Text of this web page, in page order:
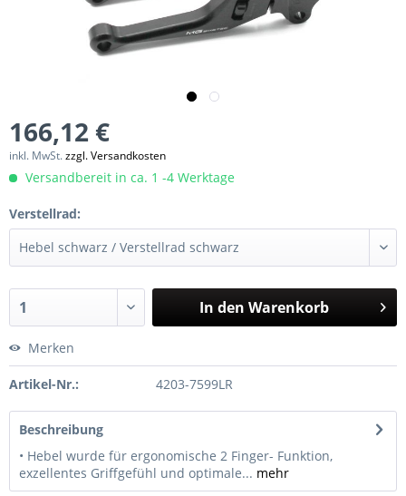
166,12 €
inkl. MwSt.zzgl. Versandkosten
Versandbereit in ca. 1 -4 Werktage
Verstellrad:
In den Warenkorb
Merken
Artikel-Nr.: 4203-7599LR
Beschreibung
• Hebel wurde für ergonomische 2 Finger- Funktion,
exzellentes Griffgefühl und optimale... mehr